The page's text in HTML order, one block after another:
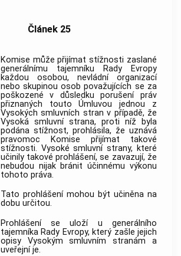
Článek 25
Komise může přijímat stížnosti zaslané
generálnímu tajemníku Rady Evropy
každou osobou, nevládní organizací
nebo skupinou osob považujících se za
poškozené v důsledku porušení práv
přiznaných touto Úmluvou jednou z
Vysokých smluvních stran v případě, že
Vysoká smluvní strana, proti níž byla
podána stížnost, prohlásila, že uznává
pravomoc Komise přijímat takové
stížnosti. Vysoké smluvní strany, které
učinily takové prohlášení, se zavazují, že
nebudou nijak bránit účinnému výkonu
tohoto práva.
Tato prohlášení mohou být učiněna na
dobu určitou.
Prohlášení se uloží u generálního
tajemníka Rady Evropy, který zašle jejich
opisy Vysokým smluvním stranám a
uveřejní je.